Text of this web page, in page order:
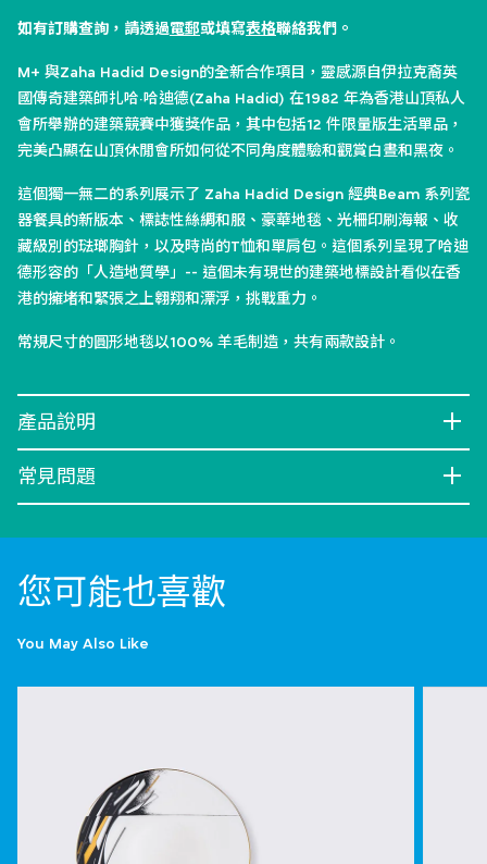
如有訂購查詢，請透過電郵或填寫表格聯絡我們。
M+ 與Zaha Hadid Design的全新合作項目，靈感源自伊拉克裔英
國傳奇建築師扎哈·哈迪德(Zaha Hadid) 在1982 年為香港山頂私人
會所舉辦的建築競賽中獲獎作品，其中包括12 件限量版生活單品，
完美凸顯在山頂休閒會所如何從不同角度體驗和觀賞白晝和黑夜。
這個獨一無二的系列展示了 Zaha Hadid Design 經典Beam 系列瓷
器餐具的新版本、標誌性絲綢和服、豪華地毯、光柵印刷海報、收
藏級別的琺瑯胸針，以及時尚的T恤和單肩包。這個系列呈現了哈迪
德形容的「人造地質學」-- 這個未有現世的建築地標設計看似在香
港的擁堵和緊張之上翱翔和漂浮，挑戰重力。
常規尺寸的圓形地毯以100% 羊毛制造，共有兩款設計。
產品說明
常見問題
您可能也喜歡
You May Also Like